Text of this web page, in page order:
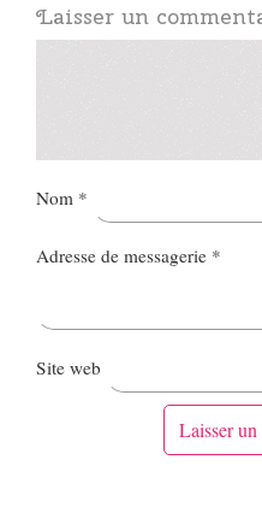
Laisser un
Nom *
Adresse de messagerie *
Site web